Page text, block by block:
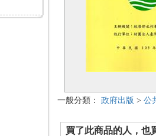
一般分類： 政府出版 > 公
買了此商品的人，也